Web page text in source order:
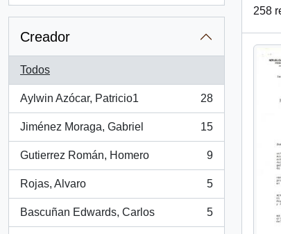
Creador
Todos
Aylwin Azócar, Patricio1
, 28 resultados
28
Jiménez Moraga, Gabriel
, 15 resultados
15
Gutierrez Román, Homero
, 9 resultados
9
Rojas, Alvaro
, 5 resultados
5
Bascuñan Edwards, Carlos
, 5 resultados
5
258